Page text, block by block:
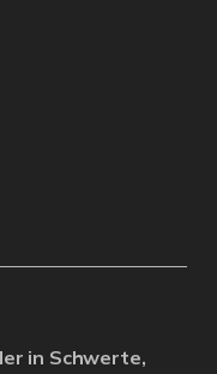
in Schwerte,